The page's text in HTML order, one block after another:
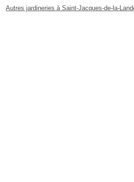
Autres jardineries à Saint-Jacques-de-la-